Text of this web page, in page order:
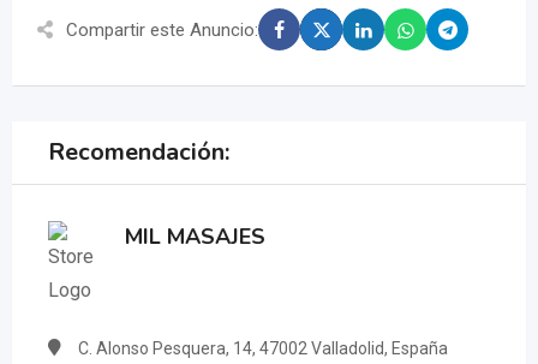
Compartir este Anuncio:
Recomendación:
MIL MASAJES
C. Alonso Pesquera, 14, 47002 Valladolid, España